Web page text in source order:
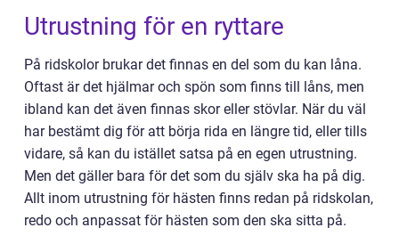
Utrustning för en ryttare
På ridskolor brukar det finnas en del som du kan låna.
Oftast är det hjälmar och spön som finns till låns, men
ibland kan det även finnas skor eller stövlar. När du väl
har bestämt dig för att börja rida en längre tid, eller tills
vidare, så kan du istället satsa på en egen utrustning.
Men det gäller bara för det som du själv ska ha på dig.
Allt inom utrustning för hästen finns redan på ridskolan,
redo och anpassat för hästen som den ska sitta på.